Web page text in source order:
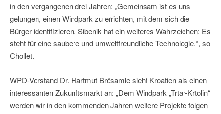
in den vergangenen drei Jahren: „Gemeinsam ist es uns
gelungen, einen Windpark zu errichten, mit dem sich die
Bürger identifizieren. Sibenik hat ein weiteres Wahrzeichen: Es
steht für eine saubere und umweltfreundliche Technologie.“, so
Chollet.
WPD-Vorstand Dr. Hartmut Brösamle sieht Kroatien als einen
interessanten Zukunftsmarkt an: „Dem Windpark „Trtar-Krtolin“
werden wir in den kommenden Jahren weitere Projekte folgen